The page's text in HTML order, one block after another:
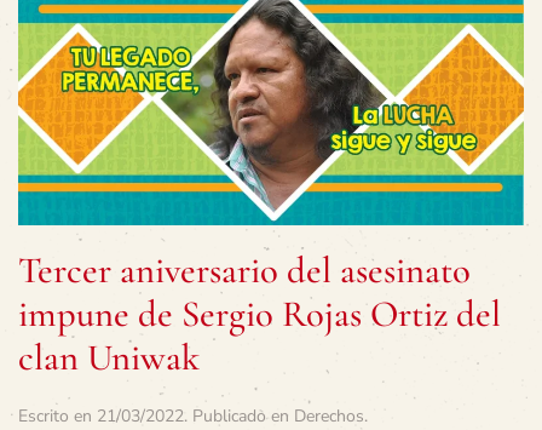
Tercer aniversario del asesinato
impune de Sergio Rojas Ortiz del
clan Uniwak
Escrito en 21/03/2022. Publicado en Derechos.